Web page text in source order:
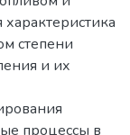
степени
и их
процессы в